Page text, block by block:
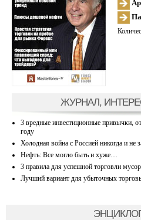
ЖУРНАЛ,
3 вредные инвестиционные привычки,
году
Холодная война с Россией никогда и не
Нефть: Все могло быть и хуже…
3 правила для успешной торговли
Лучший вариант для убыточных